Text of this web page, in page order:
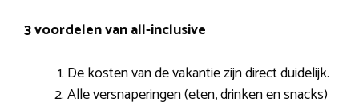
3 voordelen van all-inclusive
De kosten van de vakantie zijn direct duidelijk.
Alle versnaperingen (eten, drinken en snacks)